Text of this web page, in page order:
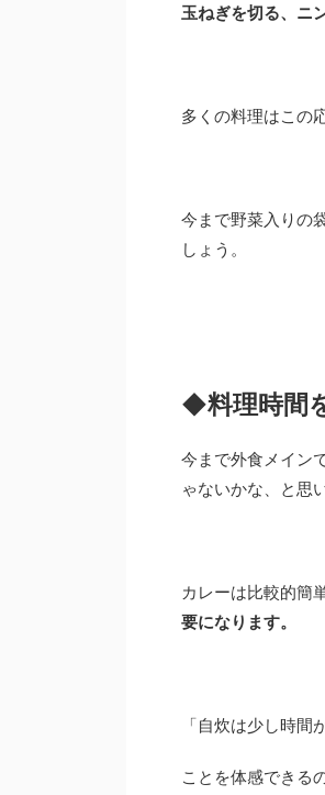
玉ねぎを切る、ニ
多くの料理はこの
今まで野菜入りの
しょう。
◆料理時間
今まで外食メイン
ゃないかな、と思
カレーは比較的簡
要になります。
「自炊は少し時間
ことを体感できる